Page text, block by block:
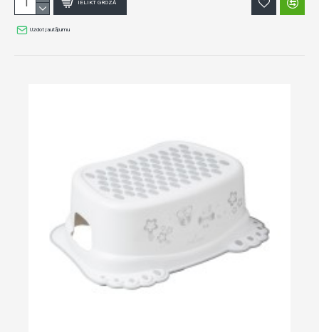
IELIKT GROZĀ
Uzdot jautājumu